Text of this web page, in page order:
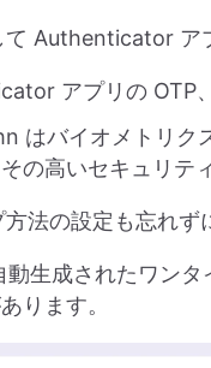
Authenticator ア
アプリの OTP
はバイオメトリク
の高いセキュリテ
法の設定も忘れず
動生成されたワン
ります。